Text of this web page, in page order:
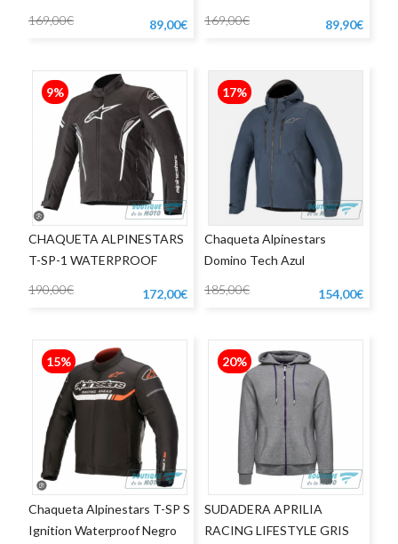
169,00€
89,00€
169,00€
89,90€
9%
CHAQUETA ALPINESTARS
T-SP-1 WATERPROOF
190,00€ 172,00€
17%
Chaqueta Alpinestars
Domino Tech Azul
185,00€
154,00€
15%
Chaqueta Alpinestars T-SP S
Ignition Waterproof Negro
20%
SUDADERA APRILIA
RACING LIFESTYLE GRIS